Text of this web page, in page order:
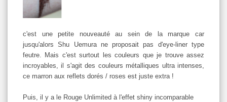
c'est une petite nouveauté au sein de la marque car
jusqu'alors Shu Uemura ne proposait pas d'eye-liner type
feutre. Mais c'est surtout les couleurs que je trouve assez
incroyables, il s'agit des couleurs métalliques ultra intenses,
ce marron aux reflets dorés / roses est juste extra !
Puis, il y a le Rouge Unlimited à l'effet shiny incomparable